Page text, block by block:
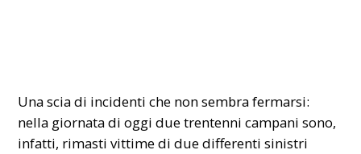
Una scia di incidenti che non sembra fermarsi:
nella giornata di oggi due trentenni campani sono,
infatti, rimasti vittime di due differenti sinistri